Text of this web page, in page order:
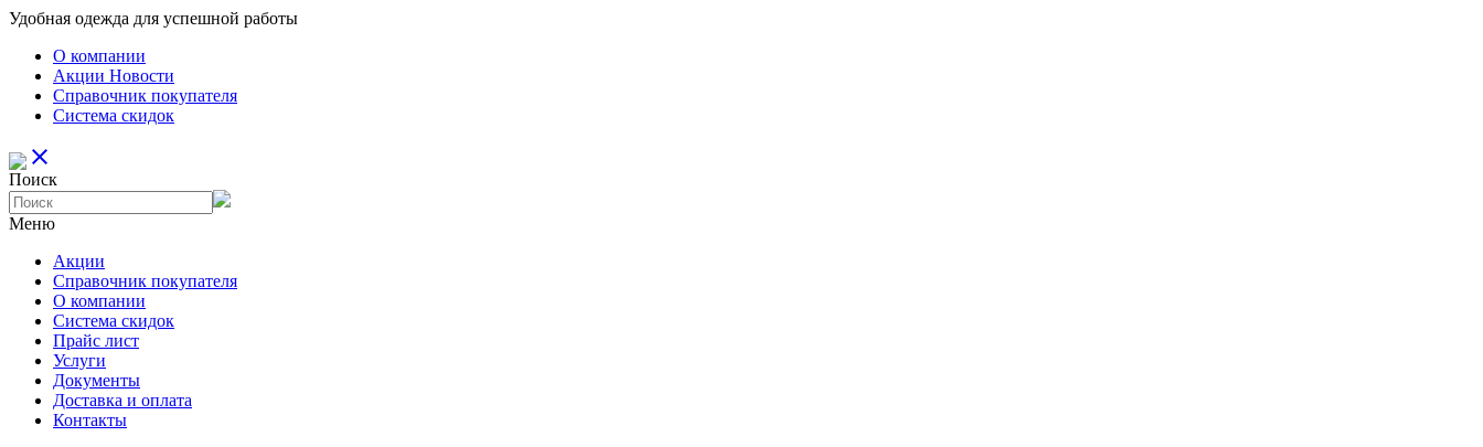
Удобная одежда для успешной работы
О компании
Aкции Новости
Справочник покупателя
Система скидок
close
Поиск
Меню
Aкции
Справочник покупателя
О компании
Система скидок
Прайс лист
Услуги
Документы
Доставка и оплата
Контакты